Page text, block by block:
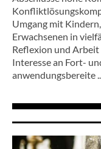
Umgang mit
Erwachsenen in
Reflexion und
Interesse an Fort-
anwendungsbereite ...